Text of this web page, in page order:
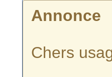
Annonce
Chers